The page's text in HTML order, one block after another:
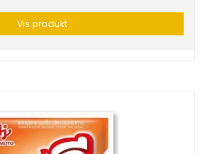
Vis produkt